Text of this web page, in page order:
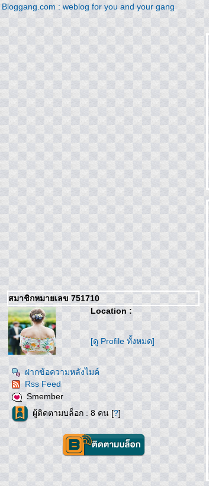
Bloggang.com : weblog for you and your gang
สมาชิกหมายเลข 751710
Location :
[ดู Profile ทั้งหมด]
ฝากข้อความหลังไมค์
Rss Feed
Smember
ผู้ติดตามบล็อก : 8 คน [?]